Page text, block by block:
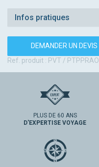
Infos pratiques
DEMANDER UN DEVIS
Ref. produit : PVT / PTPPRAO
PLUS DE 60 ANS
D'EXPERTISE VOYAGE